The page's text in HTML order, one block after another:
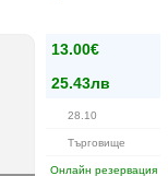
13.00€
25.43лв
28.10
Търговище
Онлайн резервация